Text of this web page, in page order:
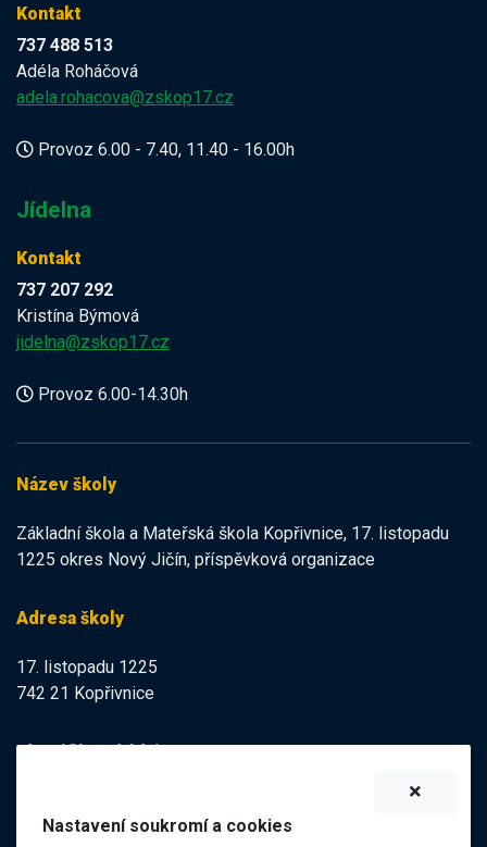
Kontakt
737 488 513
Adéla Roháčová
adela.rohacova@zskop17.cz
Provoz 6.00 - 7.40, 11.40 - 16.00h
Jídelna
Kontakt
737 207 292
Kristína Býmová
jidelna@zskop17.cz
Provoz 6.00-14.30h
Název školy
Základní škola a Mateřská škola Kopřivnice, 17. listopadu
1225 okres Nový Jičín, příspěvková organizace
Adresa školy
17. listopadu 1225
742 21 Kopřivnice
Identifikační údaje
IČO:47998121
Nastavení soukromí a cookies